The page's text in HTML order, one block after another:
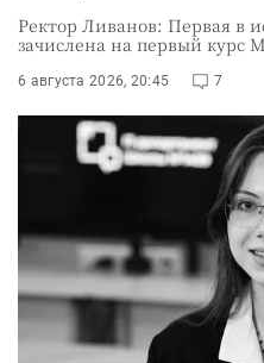
Ректор Ливанов: Первая в
зачислена на первый курс
6 августа 2026, 20:45 7